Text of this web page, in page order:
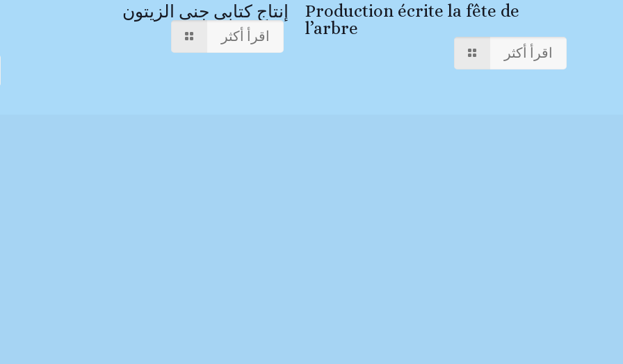
إنتاج كتابي جني الزيتون
اقرأ أكثر
Production écrite la fête de
l’arbre
اقرأ أكثر